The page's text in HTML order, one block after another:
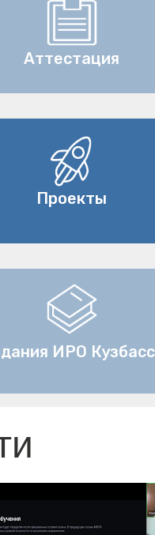
Аттестация
Проекты
ИРО